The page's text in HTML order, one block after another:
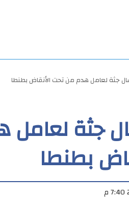
جثة لعامل هدم من تحت الأنقاض بطنطا
جثة
بطنطا